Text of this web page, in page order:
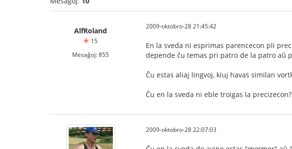
AlfRoland
15
Mesaĝoj: 855
2009-oktobro-28 21:45:42
En la sveda ni esprimas parencecon pli
depende ĉu temas pri patro de la patro aŭ
Ĉu estas aliaj lingvoj, kiuj havas similan
Ĉu en la sveda ni eble troigas la precizecon?
2009-oktobro-28 22:07:03